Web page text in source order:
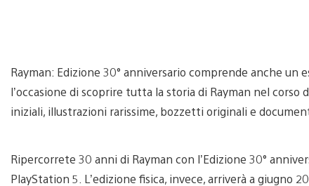
Rayman: Edizione 30° anniversario comprende anche
l’occasione di scoprire tutta la storia di Rayman nel
iniziali, illustrazioni rarissime, bozzetti originali e
Ripercorrete 30 anni di Rayman con l’Edizione 30°
PlayStation 5. L’edizione fisica, invece, arriverà a giugno